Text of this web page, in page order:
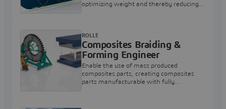
optimizing weight and thereby reducing
Composites Braiding &
Forming Engineer
Enable the use of mass produced
composites parts, creating composites
parts manufacturable with fully
ROLLE